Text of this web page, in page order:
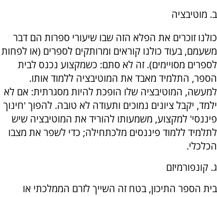
ב. מוטיבציה
כולנו זוכרים את הפלא הזה שבו שיעורי ספרות הם דבר
משעמם, בעוד כולנו קוראים ומרותקים לספרים (או לפחות
לספרים מסויימים). זה לא סתם: כשמקצוע נכנס לבית
הספר, התלמיד מאבד את המוטיבציה ללמוד אותו.
למעשה, המוטיבציה שלו הופכת להיות מסגרתית: אם לא
ילמד, יקבל ציונים נמוכים ותעודה לא טובה. להפוך 'חינוך
פיננסי' למקצוע, משמעותו להוריד את המוטיבציה שיש
לתלמיד ללמוד פיננסים מלכתחילה; כדי לשפר את מצבו
הכלכלי.
ג. קונפורמיזם
בית הספר התיכון, בטח זה השייך לזרם הממלכתי או